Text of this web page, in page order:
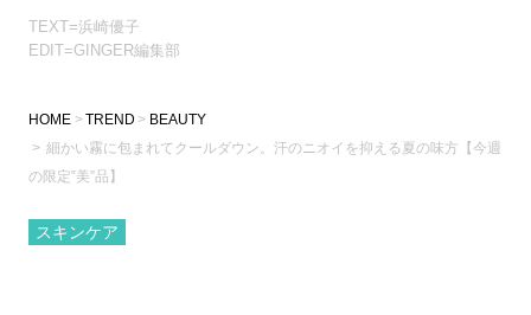
TEXT=浜崎優子
EDIT=GINGER編集部
HOME TREND
BEAUTY
細かい霧に包まれてクールダウン。汗のニオイを抑える夏の味方【今週
の限定‟美”品】
スキンケア